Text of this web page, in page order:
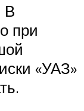
В
при
«УАЗ»